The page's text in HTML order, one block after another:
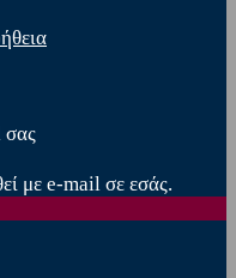
σας
με e-mail σε εσάς.